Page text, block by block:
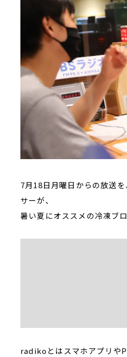
7月18日月曜日からの放送を
サーが、
暑い夏にオススメの冷凍ブ
radikoとはスマホアプリや